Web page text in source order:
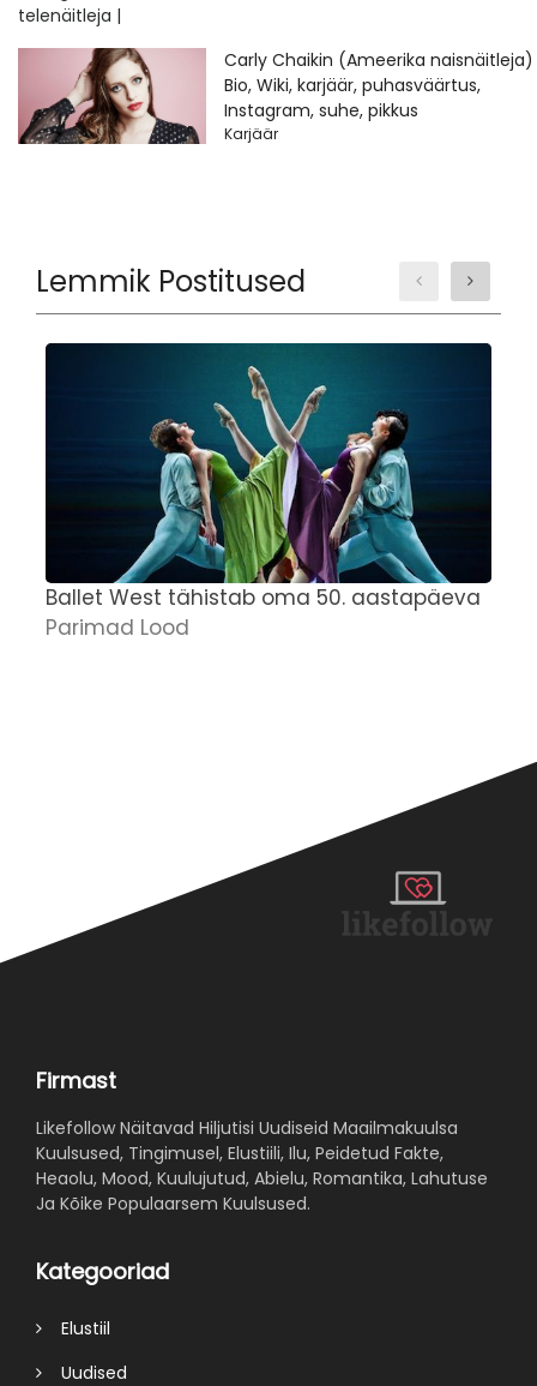
Carly Chaikin (Ameerika naisnäitleja)
Bio, Wiki, karjäär, puhasväärtus,
Instagram, suhe, pikkus
Karjäär
Lemmik Postitused
Ballet West tähistab oma 50. aastapäeva
Parimad Lood
Firmast
Likefollow Näitavad Hiljutisi Uudiseid Maailmakuulsa
Kuulsused, Tingimusel, Elustiili, Ilu, Peidetud Fakte,
Heaolu, Mood, Kuulujutud, Abielu, Romantika, Lahutuse
Ja Kõike Populaarsem Kuulsused.
Kategooriad
Elustiil
Uudised